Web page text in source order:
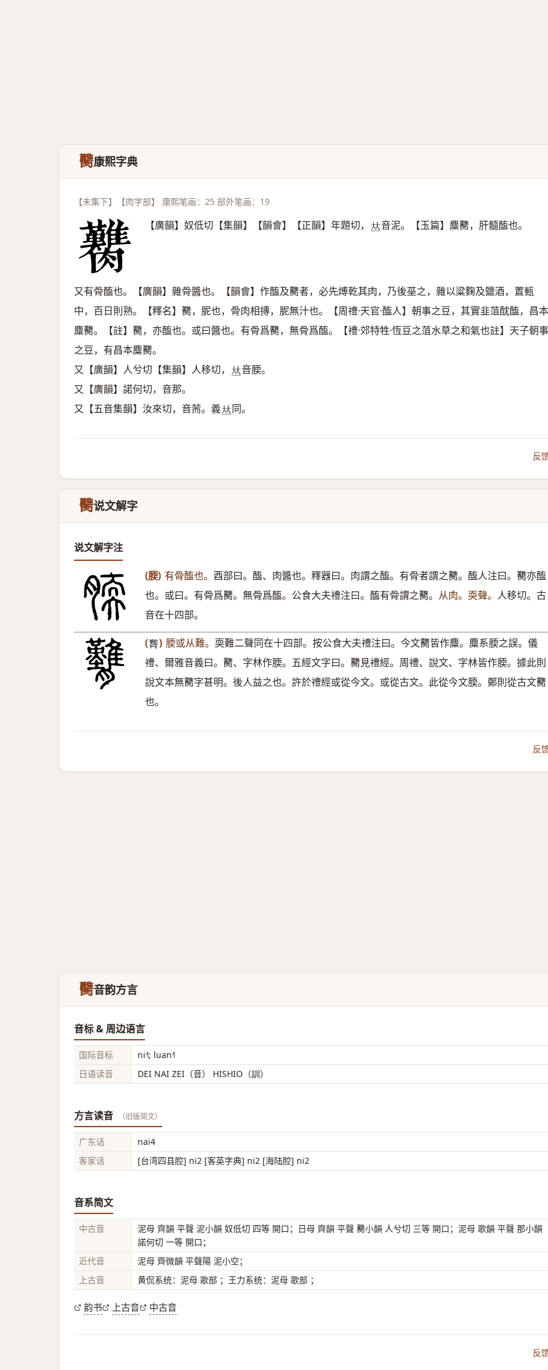
臡康熙字典
【未集下】【肉字部】 康熙笔画：25 部外笔画：19
【廣韻】奴低切【集韻】【韻會】【正韻】年題切， 𠀤音泥。【玉篇】麋臡，肝髓醢也。
又有骨醢也。【廣韻】雜骨醬也。【韻會】作醢及臡者，必先煿乾其肉，乃後莝之，雜以粱麴及鹽酒，置甀
中，百日則熟。【釋名】臡，胒也，骨肉相摶，胒無汁也。【周禮·天官·醢人】朝事之豆，其實韭菹酖醢，昌本
麋臡。【註】臡，亦醢也。或曰醬也。有骨爲臡，無骨爲醢。【禮·郊特牲·恆豆之菹水草之和氣也註】天子朝事
之豆，有昌本麋臡。
又【廣韻】人兮切【集韻】人移切， 𠀤音腝。
又【廣韻】諾何切，音那。
又【五音集韻】汝來切，音荋。義𠀤同。
反
臡说文解字
说文解字注
(腝) 有骨醢也。 酉部曰。醢、肉醬也。釋器曰。肉謂之醢。有骨者謂之臡。醢人注曰。臡亦醢
也。或曰。有骨爲臡。無骨爲醢。公食大夫禮注曰。醢有骨謂之臡。 从肉。耎聲。 人移切。古
音在十四部。
(𦣊 ) 腝或从難。 耎難二聲同在十四部。按公食大夫禮注曰。今文臡皆作麋。麋系腝之誤。儀
禮、爾雅音義曰。臡、字林作腝。五經文字曰。臡見禮經。周禮、說文、字林皆作腝。據此則
說文本無臡字甚明。後人益之也。許於禮經或從今文。或從古文。此從今文腝。鄭則從古文臡
也。
反
臡音韵方言
音标 & 周边语言
国际音标
ni˧˥; luan˧˥
日语读音
DEI NAI ZEI（音） HISHIO（訓）
方言读音 （旧版简文）
广东话
nai4
客家话
[台湾四县腔] ni2 [客英字典] ni2 [海陆腔] ni2
音系简文
中古音
泥母 齊韻 平聲 泥小韻 奴低切 四等 開口；日母 齊韻 平聲 臡小韻 人兮切 三等 開口；泥母 歌韻 平聲 那小韻
諾何切 一等 開口；
近代音
泥母 齊微韻 平聲陽 泥小空；
上古音
黄侃系统：泥母 歌部 ；王力系统：泥母 歌部 ；
韵书 上古音 中古音
反